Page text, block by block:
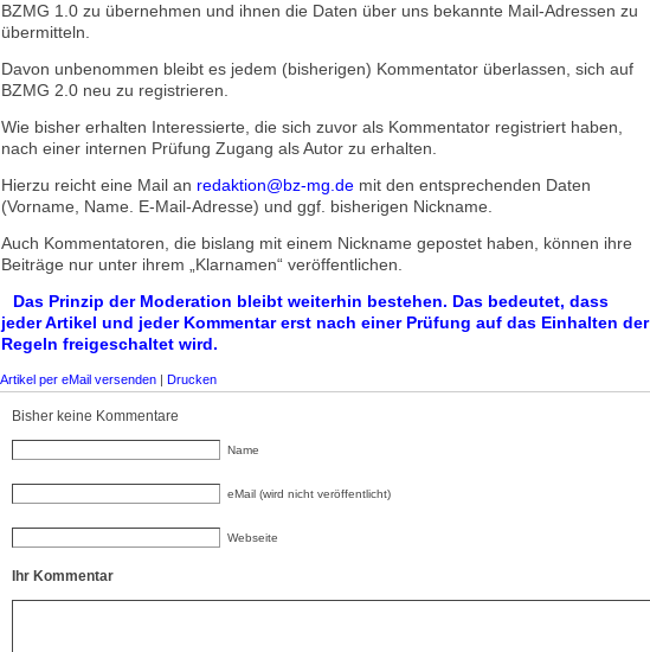
BZMG 1.0 zu übernehmen und ihnen die Daten über uns bekannte Mail-Adressen zu
übermitteln.
Davon unbenommen bleibt es jedem (bisherigen) Kommentator überlassen, sich auf
BZMG 2.0 neu zu registrieren.
Wie bisher erhalten Interessierte, die sich zuvor als Kommentator registriert haben,
nach einer internen Prüfung Zugang als Autor zu erhalten.
Hierzu reicht eine Mail an redaktion@bz-mg.de mit den entsprechenden Daten
(Vorname, Name. E-Mail-Adresse) und ggf. bisherigen Nickname.
Auch Kommentatoren, die bislang mit einem Nickname gepostet haben, können ihre
Beiträge nur unter ihrem „Klarnamen“ veröffentlichen.
Das Prinzip der Moderation bleibt weiterhin bestehen. Das bedeutet, dass
jeder Artikel und jeder Kommentar erst nach einer Prüfung auf das Einhalten der
Regeln freigeschaltet wird.
Artikel per eMail versenden | Drucken
Bisher keine Kommentare
Name
eMail (wird nicht veröffentlicht)
Webseite
Ihr Kommentar